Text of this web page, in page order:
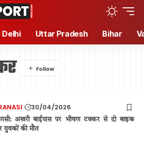
Delhi Uttar Pradesh Bihar
30/04/2026
अखरी बाईपास पर भीषण टक्कर से दो बाइक
युवकों की मौत